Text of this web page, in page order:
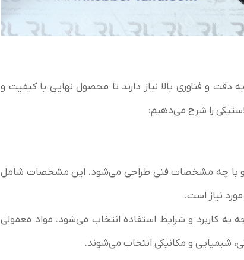
و فناوری بالا نیاز دارند تا محصول نهایی با کیفیت و
را شرح می‌دهیم:
و با چه مشخصات فنی طراحی می‌شود. این مشخصات شامل
نیاز است.
به کاربرد و شرایط استفاده انتخاب می‌شود. مواد معمولی